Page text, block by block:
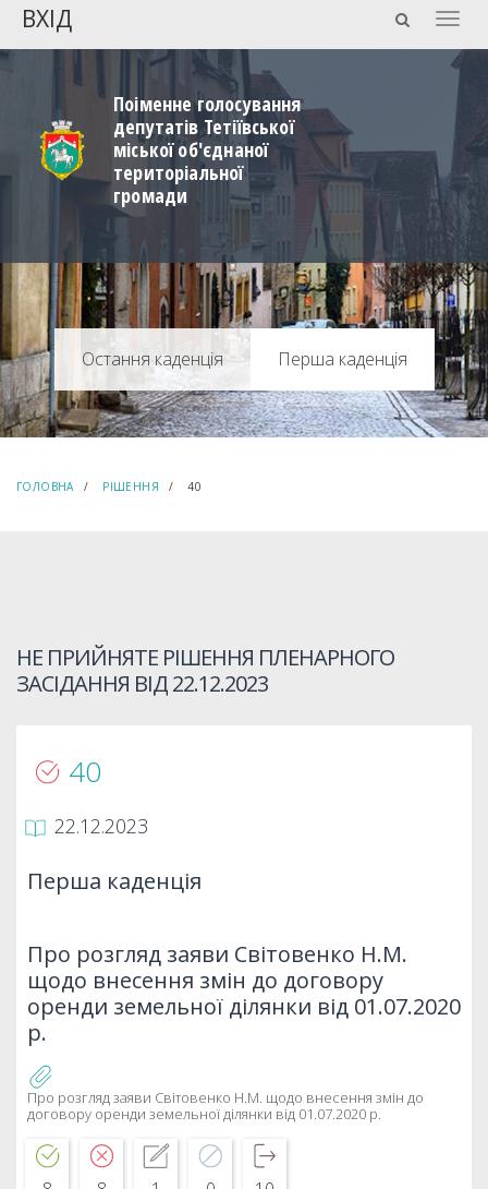
ВХІД
Поіменне голосування
депутатів Тетіївської
міської об'єднаної
територіальної
громади
Перша каденція
ГОЛОВНА РІШЕННЯ 40
НЕ ПРИЙНЯТЕ РІШЕННЯ ПЛЕНАРНОГО
ЗАСІДАННЯ ВІД22.12.2023
40
22.12.2023
Перша каденція
Про розгляд заяви Світовенко Н.М.
щодо внесення змін до договору
оренди земельної ділянки від 01.07.2020
р.
Про розгляд заяви Світовенко Н.М. щодо внесення змін до
договору оренди земельної ділянки від 01.07.2020 р.